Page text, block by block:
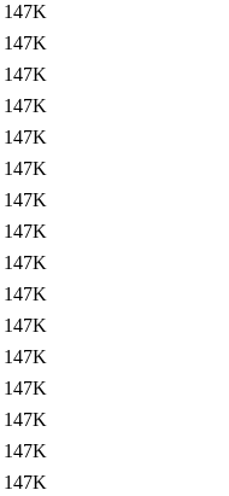
147K
147K
147K
147K
147K
147K
147K
147K
147K
147K
147K
147K
147K
147K
147K
147K